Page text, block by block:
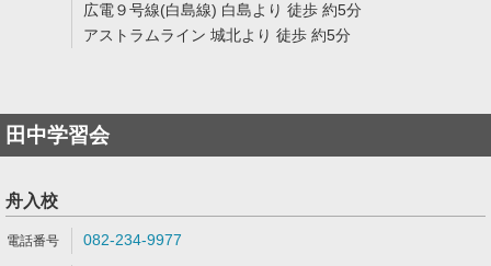
広電９号線(白島線) 白島より 徒歩 約5分
アストラムライン 城北より 徒歩 約5分
田中学習会
舟入校
082-234-9977